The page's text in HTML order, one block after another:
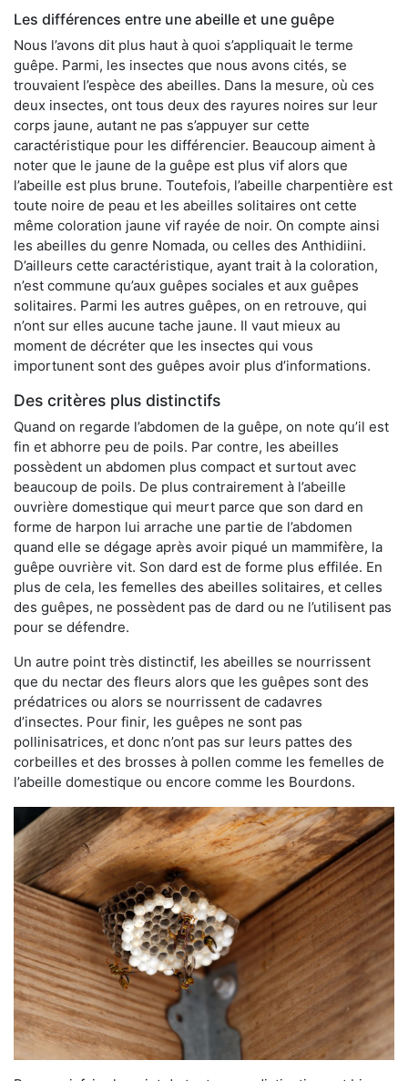
Les différences entre une abeille et une guêpe
Nous l’avons dit plus haut à quoi s’appliquait le terme
guêpe. Parmi, les insectes que nous avons cités, se
trouvaient l’espèce des abeilles. Dans la mesure, où ces
deux insectes, ont tous deux des rayures noires sur leur
corps jaune, autant ne pas s’appuyer sur cette
caractéristique pour les différencier. Beaucoup aiment à
noter que le jaune de la guêpe est plus vif alors que
l’abeille est plus brune. Toutefois, l’abeille charpentière est
toute noire de peau et les abeilles solitaires ont cette
même coloration jaune vif rayée de noir. On compte ainsi
les abeilles du genre Nomada, ou celles des Anthidiini.
D’ailleurs cette caractéristique, ayant trait à la coloration,
n’est commune qu’aux guêpes sociales et aux guêpes
solitaires. Parmi les autres guêpes, on en retrouve, qui
n’ont sur elles aucune tache jaune. Il vaut mieux au
moment de décréter que les insectes qui vous
importunent sont des guêpes avoir plus d’informations.
Des critères plus distinctifs
Quand on regarde l’abdomen de la guêpe, on note qu’il est
fin et abhorre peu de poils. Par contre, les abeilles
possèdent un abdomen plus compact et surtout avec
beaucoup de poils. De plus contrairement à l’abeille
ouvrière domestique qui meurt parce que son dard en
forme de harpon lui arrache une partie de l’abdomen
quand elle se dégage après avoir piqué un mammifère, la
guêpe ouvrière vit. Son dard est de forme plus effilée. En
plus de cela, les femelles des abeilles solitaires, et celles
des guêpes, ne possèdent pas de dard ou ne l’utilisent pas
pour se défendre.
Un autre point très distinctif, les abeilles se nourrissent
que du nectar des fleurs alors que les guêpes sont des
prédatrices ou alors se nourrissent de cadavres
d’insectes. Pour finir, les guêpes ne sont pas
pollinisatrices, et donc n’ont pas sur leurs pattes des
corbeilles et des brosses à pollen comme les femelles de
l’abeille domestique ou encore comme les Bourdons.